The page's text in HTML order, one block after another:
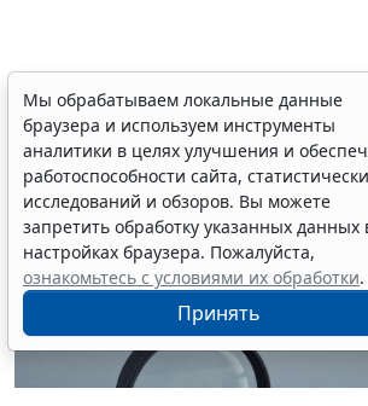
Временное
личности оформляется
при утрате паспорта
7 августа 2026 17:55
Мы обрабатываем локальные данные
браузера и используем инструменты
аналитики в целях улучшения и
работоспособности сайта,
исследований и обзоров. Вы можете
запретить обработку указанных данных
настройках браузера. Пожалуйста,
ознакомьтесь с условиями их обработки.
Принять